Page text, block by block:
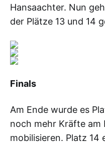
Hansaachter. Nun
der Plätze 13 und 14
Finals
Am Ende wurde es
noch mehr Kräfte am
mobilisieren. Platz 14